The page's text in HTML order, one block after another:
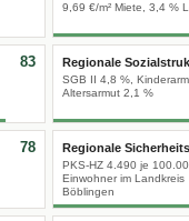
9,69 €/m² Miete, 3,4 %
83 Regionale
SGB II 4,8 %,
Altersarmut 2,1 %
78 Regionale
PKS-HZ 4.490 je
Einwohner im Landkreis
Böblingen